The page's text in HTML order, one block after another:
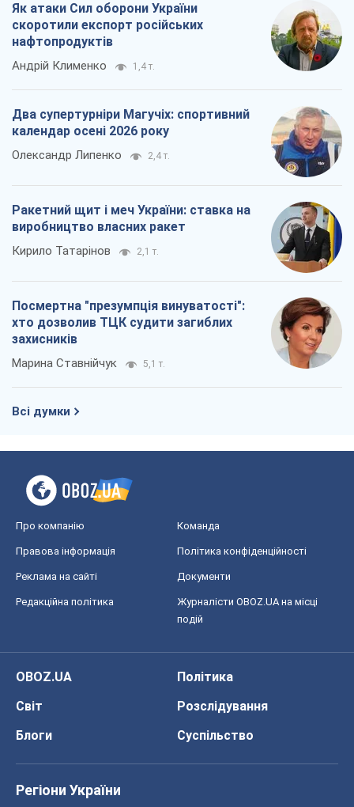
Як атаки Сил оборони України
скоротили експорт російських
нафтопродуктів
Андрій Клименко 1,4 т.
Два супертурніри Магучіх: спортивний
календар осені 2026 року
Олександр Липенко 2,4 т.
Ракетний щит і меч України: ставка на
виробництво власних ракет
Кирило Татарінов 2,1 т.
Посмертна "презумпція винуватості":
хто дозволив ТЦК судити загиблих
захисників
Марина Ставнійчук 5,1 т.
Всі думки
Про компанію Команда
Правова інформація Політика конфіденційності
Реклама на сайті Документи
Редакційна політика
Журналісти OBOZ.UA на місці
подій
OBOZ.UA
Політика
Світ
Розслідування
Блоги
Суспільство
Регіони України